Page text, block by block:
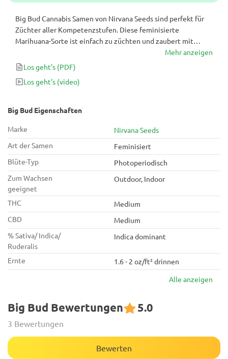
Big Bud Cannabis Samen von Nirvana Seeds sind perfekt für
Züchter aller Kompetenzstufen. Diese feminisierte
Marihuana-Sorte ist einfach zu züchten und zaubert mit
ihrem funkigen Geschmacksprofil, das süße Noten mit
skunkigen Untertönen kombiniert, ein Lächeln auf Ihr
Gesicht. Diese von Indica dominierte Hybridsorte eignet sich
aufgrund ihrer entspannten, fröhlichen Wirkung perfekt für
Mehr anzeigen
Los geht's (PDF)
Los geht's (video)
Big Bud Eigenschaften
Marke
Nirvana Seeds
Art der Samen
Feminisiert
Blüte-Typ
Photoperiodisch
Zum Wachsen
geeignet
Outdoor, Indoor
THC
Medium
CBD
Medium
% Sativa/ Indica/
Ruderalis
Indica dominant
Ernte
1.6 - 2 oz/ft² drinnen
Alle anzeigen
Big Bud Bewertungen 5.0
3 Bewertungen
Bewerten